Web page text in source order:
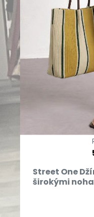
Street One
širokými